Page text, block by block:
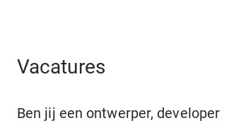
Vacatures
Ben jij een ontwerper, developer